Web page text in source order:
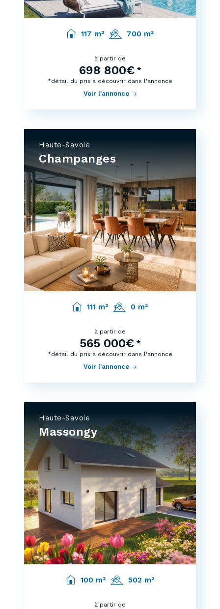
117 m² 700 m²
à partir de
698 800€ *
Voir l'annonce
*détail du prix à découvrir dans l'annonce
Haute-Savoie
Champanges
111 m² 0 m²
à partir de
565 000€ *
Voir l'annonce
*détail du prix à découvrir dans l'annonce
Haute-Savoie
Massongy
100 m² 502 m²
à partir de